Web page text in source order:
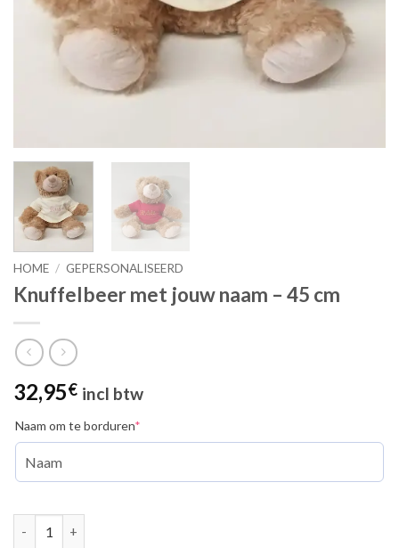
HOME / GEPERSONALISEERD
Knuffelbeer met jouw naam – 45 cm
32,95€ incl btw
Naam om te borduren*